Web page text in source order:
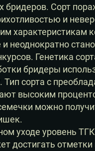
бридеров. Сорт
и
характеристикам
неоднократно
Генетика
бридеры
сорта с
высоким
можно
уходе уровень
достигать